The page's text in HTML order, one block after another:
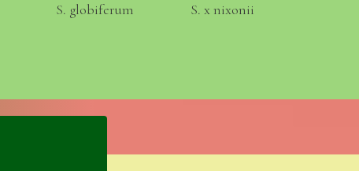
S. globiferum S. x nixonii